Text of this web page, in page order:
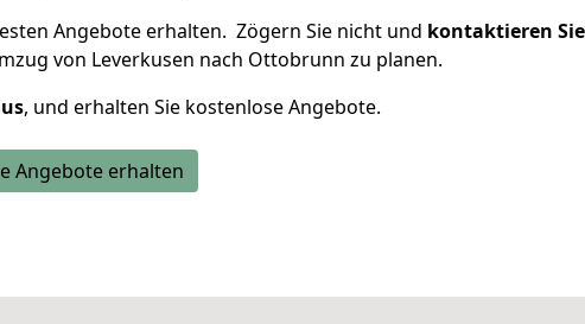
Angebote erhalten. Zögern Sie nicht und kontaktieren
von Leverkusen nach Ottobrunn zu planen.
, und erhalten Sie kostenlose Angebote.
Angebote erhalten